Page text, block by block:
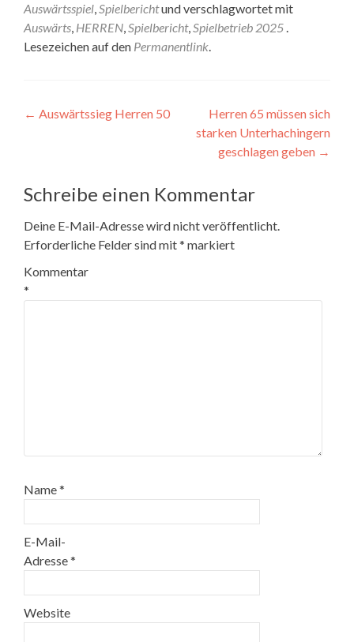
Auswärtsspiel,Spielberichtund verschlagwortet mit
Auswärts, HERREN,Spielbericht,Spielbetrieb 2025 .
Lesezeichen auf den Permanentlink.
Beitragsnavigation
← Auswärtssieg Herren 50
Herren 65 müssen sich
starken Unterhachingern
geschlagen geben →
Schreibe einen Kommentar
Deine E-Mail-Adresse wird nicht veröffentlicht.
Erforderliche Felder sind mit* markiert
Kommentar
*
Name*
E-Mail-
Adresse*
Website